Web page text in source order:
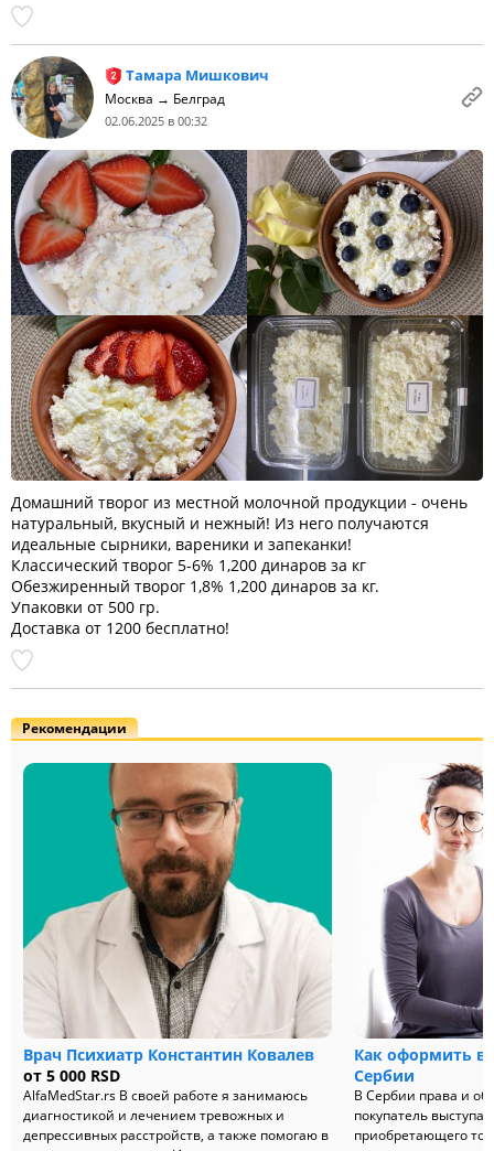
Тамара Мишкович
Москва → Белград
02.06.2025 в 00:32
Домашний творог из местной молочной продукции - очень
натуральный, вкусный и нежный! Из него получаются
идеальные сырники, вареники и запеканки!
Классический творог 5-6% 1,200 динаров за кг
Обезжиренный творог 1,8% 1,200 динаров за кг.
Упаковки от 500 гр.
Доставка от 1200 бесплатно!
Рекомендации
Врач Психиатр Константин Ковалев
от 5 000 RSD
AlfaMedStar.rs В своей работе я занимаюсь
диагностикой и лечением тревожных и
депрессивных расстройств, а также помогаю в
Как оформить
Сербии
В Сербии права и
покупатель
приобретающего